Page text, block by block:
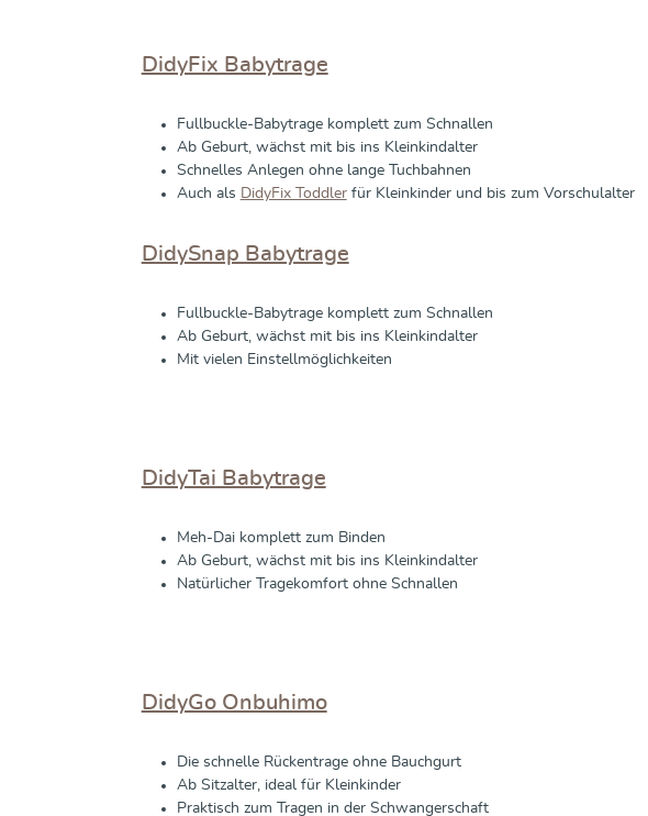
DidyFix Babytrage
Fullbuckle-Babytrage komplett zum Schnallen
Ab Geburt, wächst mit bis ins Kleinkindalter
Schnelles Anlegen ohne lange Tuchbahnen
Auch als DidyFix Toddlerfür Kleinkinder und bis zum Vorschulalter
DidySnap Babytrage
Fullbuckle-Babytrage komplett zum Schnallen
Ab Geburt, wächst mit bis ins Kleinkindalter
Mit vielen Einstellmöglichkeiten
DidyTai Babytrage
Meh-Dai komplett zum Binden
Ab Geburt, wächst mit bis ins Kleinkindalter
Natürlicher Tragekomfort ohne Schnallen
DidyGo Onbuhimo
Die schnelle Rückentrage ohne Bauchgurt
Ab Sitzalter, ideal für Kleinkinder
Praktisch zum Tragen in der Schwangerschaft